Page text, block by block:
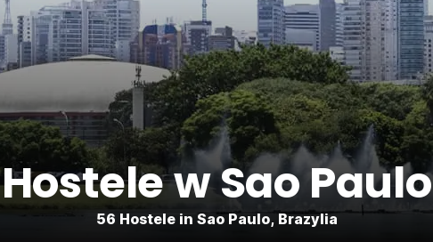
Hostele w Sao Paulo
56 Hostele in Sao Paulo, Brazylia